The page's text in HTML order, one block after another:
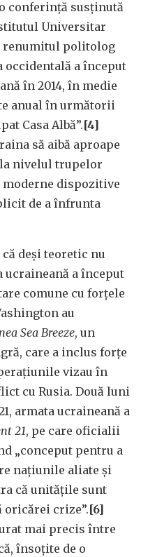
conferință susținută
Universitar
renumitul politolog
occidentală a început
în 2014, în medie
anual în următorii
Casa Albă”.[4]
să aibă aproape
nivelul trupelor
moderne dispozitive
de a înfrunta
deși teoretic nu
ucraineană a început
comune cu forțele
au
Sea Breeze, un
care a inclus forțe
vizau în
cu Rusia. Două luni
armata ucraineană a
21, pe care oficialii
„conceput pentru a
națiunile aliate și
că unitățile sunt
oricărei crize”.[6]
mai precis între
însoțite de o